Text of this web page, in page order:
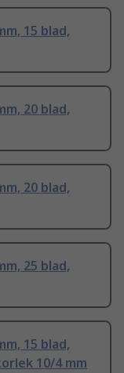
15 blad,
20 blad,
20 blad,
25 blad,
15 blad,
10/4 mm